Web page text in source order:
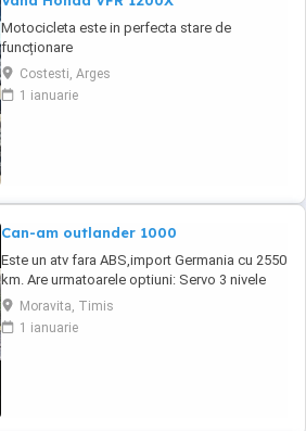
Motocicleta este in perfecta stare de
funcționare
Costesti, Arges
1 ianuarie
Can-am outlander 1000
Este un atv fara ABS,import Germania cu 2550
km. Are urmatoarele optiuni: Servo 3 nivele
Suspensie FOX cu rebound Bullbar fata
Bullbar spate Handguardurile Can am Jante
beadlock
Moravita, Timis
1 ianuarie